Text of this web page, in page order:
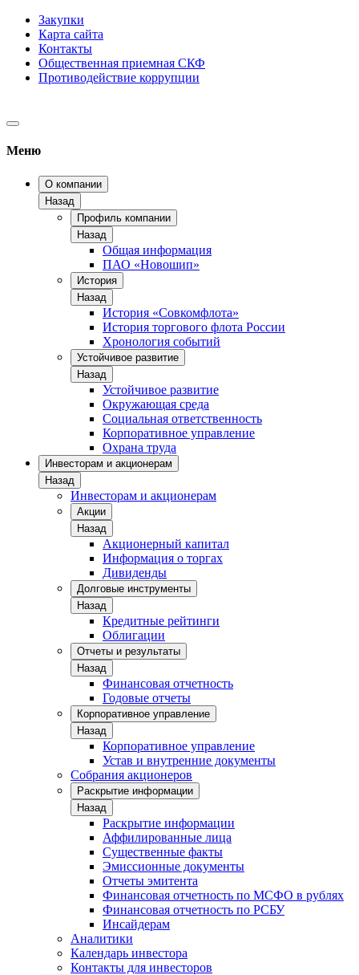
Закупки
Карта сайта
Контакты
Общественная приемная СКФ
Противодействие коррупции
Меню
О компании
Назад
Профиль компании
Назад
Общая информация
ПАО «Новошип»
История
Назад
История «Совкомфлота»
История торгового флота России
Хронология событий
Устойчивое развитие
Назад
Устойчивое развитие
Окружающая среда
Социальная ответственность
Корпоративное управление
Охрана труда
Инвесторам и акционерам
Назад
Инвесторам и акционерам
Акции
Назад
Акционерный капитал
Информация о торгах
Дивиденды
Долговые инструменты
Назад
Кредитные рейтинги
Облигации
Отчеты и результаты
Назад
Финансовая отчетность
Годовые отчеты
Корпоративное управление
Назад
Корпоративное управление
Устав и внутренние документы
Собрания акционеров
Раскрытие информации
Назад
Раскрытие информации
Аффилированные лица
Существенные факты
Эмиссионные документы
Отчеты эмитента
Финансовая отчетность по МСФО в рублях
Финансовая отчетность по РСБУ
Инсайдерам
Аналитики
Календарь инвестора
Контакты для инвесторов